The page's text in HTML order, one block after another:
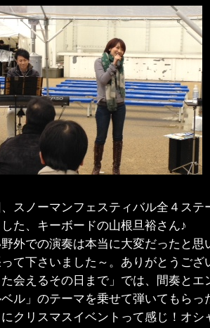
スノーマンフェスティバル全４ステ
た、キーボードの山根旦裕さん♪
外での演奏は本当に大変だったと思
て下さいました～。ありがとうござ
た会えるその日まで」では、間奏と
ベル」のテーマを乗せて弾いてもらっ
にクリスマスイベントって感じ！オシ